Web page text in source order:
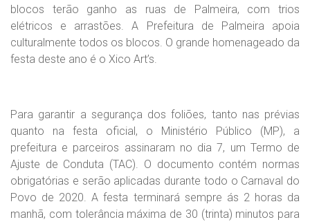
blocos terão ganho as ruas de Palmeira, com trios
elétricos e arrastões. A Prefeitura de Palmeira apoia
culturalmente todos os blocos. O grande homenageado da
festa deste ano é o Xico Art’s.
Para garantir a segurança dos foliões, tanto nas prévias
quanto na festa oficial, o Ministério Público (MP), a
prefeitura e parceiros assinaram no dia 7, um Termo de
Ajuste de Conduta (TAC). O documento contém normas
obrigatórias e serão aplicadas durante todo o Carnaval do
Povo de 2020. A festa terminará sempre ás 2 horas da
manhã, com tolerância máxima de 30 (trinta) minutos para